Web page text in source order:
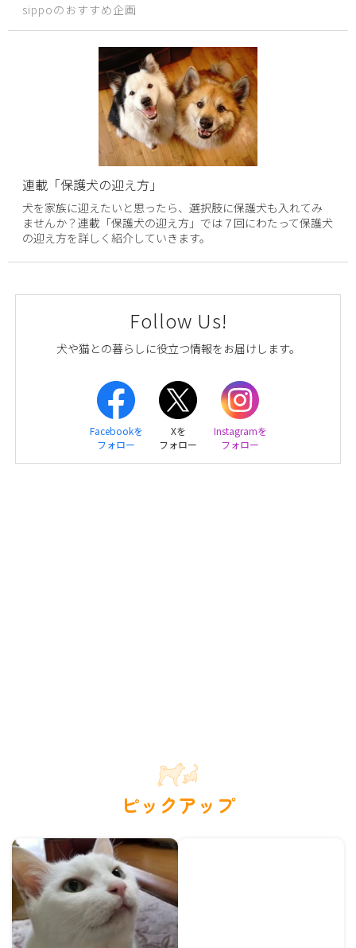
sippoのおすすめ企画
連載「保護犬の迎え方」
犬を家族に迎えたいと思ったら、選択肢に保護犬も入れてみ
ませんか？連載「保護犬の迎え方」では７回にわたって保護犬
の迎え方を詳しく紹介していきます。
Follow Us!
犬や猫との暮らしに役立つ情報をお届けします。
Facebookを
フォロー
Xを
フォロー
Instagramを
フォロー
ピックアップ